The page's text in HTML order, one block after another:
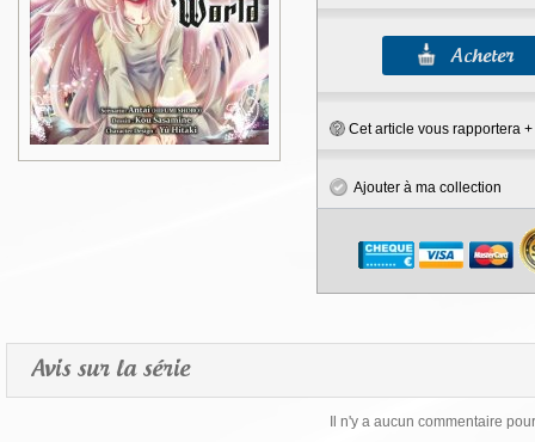
Cet article vous rapportera +
Ajouter à ma collection
Avis sur la série
Il n'y a aucun commentaire